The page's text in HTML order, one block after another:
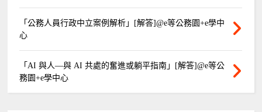
「公務人員行政中立案例解析」[解答]@e等公務園+e學中
心
「AI 與人—與 AI 共處的奮進或躺平指南」[解答]@e等公
務園+e學中心